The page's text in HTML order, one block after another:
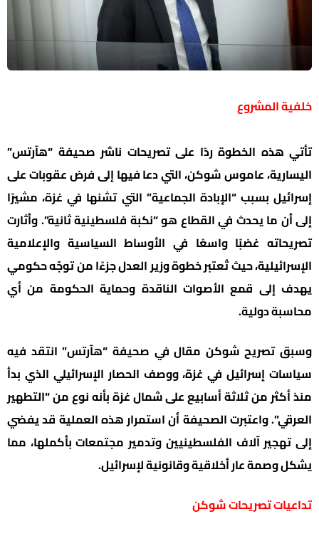
خلفية المشروع
تأتي هذه الخطوة ردًا على تصريحات ناشر صحيفة “هآرتس”
اليسارية، عاموس شوكن، التي دعا فيها إلى فرض عقوبات على
إسرائيل بسبب “الإبادة الجماعية” التي تشنها في غزة، مشيرًا
إلى أن ما يحدث في القطاع هو “نكبة فلسطينية ثانية”. وأثارت
تصريحاته غضبًا واسعًا في الأوساط السياسية والإعلامية
الإسرائيلية، حيث تُعتبر خطوة وزير العدل جزءًا من توجّه حكومي
يهدف إلى قمع الأصوات الناقدة وحماية الحكومة من أي
محاسبة دولية.
وسبق تصريح شوكن مقال في صحيفة “هآرتس” انتقد فيه
سياسات إسرائيل في غزة، ووصف الحصار الإسرائيلي الذي بدأ
منذ أكثر من ثلاثة أسابيع على شمال غزة بأنه نوع من “التطهير
العرقي”. واعتبرت الصحيفة أن استمرار هذه العملية قد يفضي
إلى تهجير آلاف الفلسطينيين وتدمير مجتمعات بأكملها، مما
يشكل وصمة عار أخلاقية وقانونية لإسرائيل.
تداعيات تصريحات شوكن